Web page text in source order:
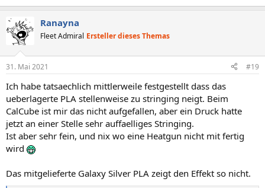
Ranayna
Fleet Admiral Ersteller dieses Themas
31. Mai 2021 #19
Ich habe tatsaechlich mittlerweile festgestellt dass das
ueberlagerte PLA stellenweise zu stringing neigt. Beim
CalCube ist mir das nicht aufgefallen, aber ein Druck hatte
jetzt an einer Stelle sehr auffaelliges Stringing.
Ist aber sehr fein, und nix wo eine Heatgun nicht mit fertig
wird
Das mitgelieferte Galaxy Silver PLA zeigt den Effekt so nicht.